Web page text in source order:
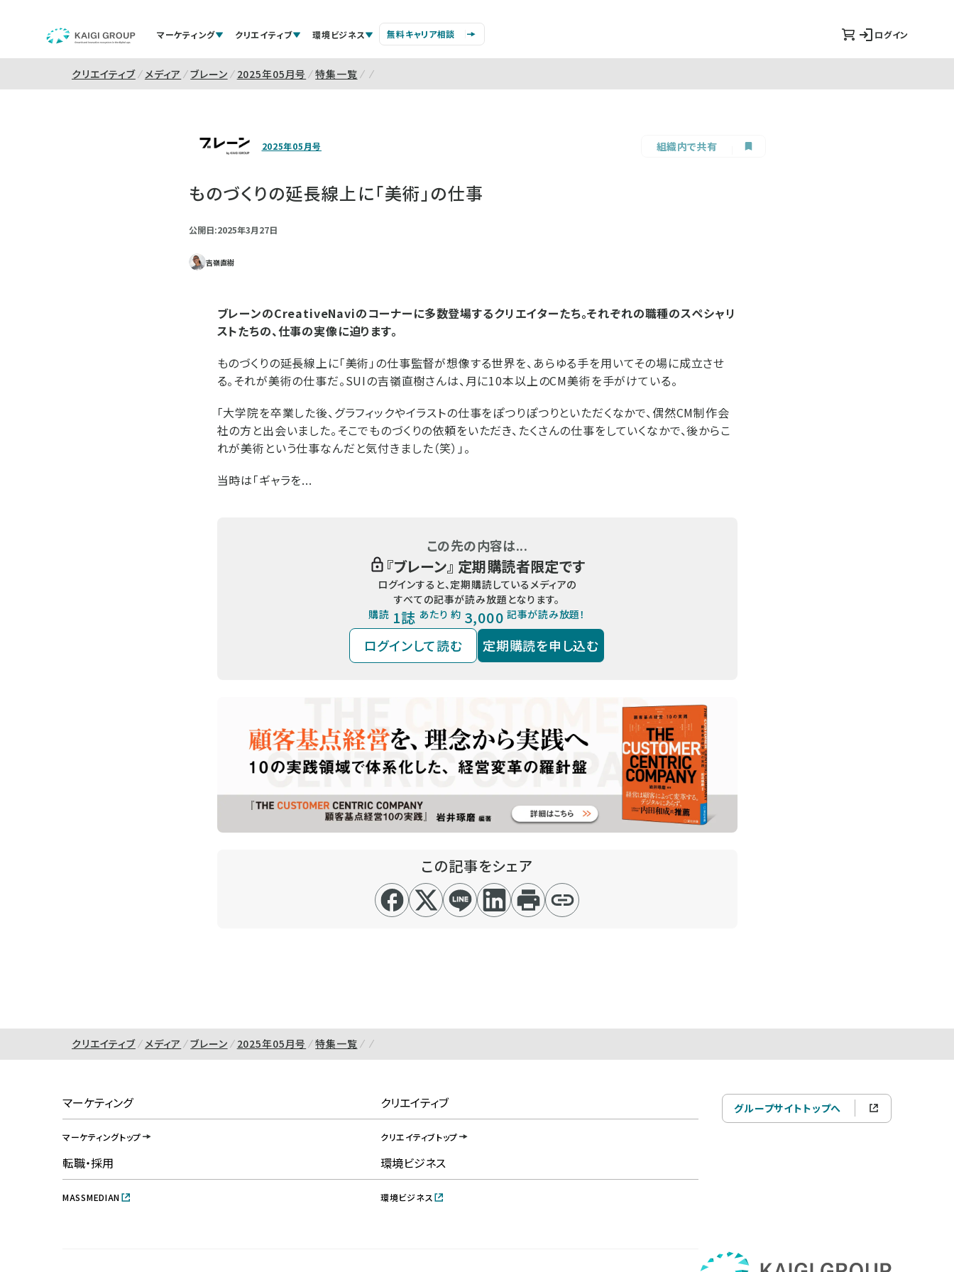
マーケティング クリエイティブ 環境ビジネス 無料キャリア相談 ログイン
クリエイティブ メディア ブレーン 2025年05月号 特集一覧
2025年05月号 組織内で共有
ものづくりの延長線上に「美術」の仕事
公開日:2025年3月27日
吉嶺直樹
ブレーンのCreativeNaviのコーナーに多数登場するクリエイターたち。それぞれの職種のスペシャリ
ストたちの、仕事の実像に迫ります。
ものづくりの延長線上に「美術」の仕事監督が想像する世界を、あらゆる手を用いてその場に成立させ
る。それが美術の仕事だ。SUIの吉嶺直樹さんは、月に10本以上のCM美術を手がけている。
「大学院を卒業した後、グラフィックやイラストの仕事をぽつりぽつりといただくなかで、偶然CM制作会
社の方と出会いました。そこでものづくりの依頼をいただき、たくさんの仕事をしていくなかで、後からこ
れが美術という仕事なんだと気付きました（笑）」。
当時は「ギャラを...
この先の内容は...
『ブレーン』 定期購読者限定です
ログインすると、定期購読しているメディアの
すべての記事が読み放題となります。
購読 1誌 あたり 約 3,000 記事が読み放題！
ログインして読む 定期購読を申し込む
この記事をシェア
クリエイティブ メディア ブレーン 2025年05月号 特集一覧
マーケティング
マーケティングトップ
クリエイティブ
クリエイティブトップ
転職・採用
MASSMEDIAN
環境ビジネス
環境ビジネス
グループサイトトップへ